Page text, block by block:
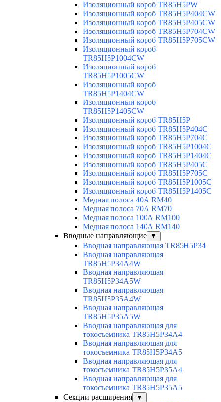
Изоляционный короб TR85H5PW
Изоляционный короб TR85H5P404CW
Изоляционный короб TR85H5P405CW
Изоляционный короб TR85H5P704CW
Изоляционный короб TR85H5P705CW
Изоляционный короб
TR85H5P1004CW
Изоляционный короб
TR85H5P1005CW
Изоляционный короб
TR85H5P1404CW
Изоляционный короб
TR85H5P1405CW
Изоляционный короб TR85H5P
Изоляционный короб TR85H5P404C
Изоляционный короб TR85H5P704C
Изоляционный короб TR85H5P1004C
Изоляционный короб TR85H5P1404C
Изоляционный короб TR85H5P405C
Изоляционный короб TR85H5P705C
Изоляционный короб TR85H5P1005C
Изоляционный короб TR85H5P1405C
Медная полоса 40А RM40
Медная полоса 70А RM70
Медная полоса 100А RM100
Медная полоса 140А RM140
Вводные направляющие
▼
Вводная направляющая TR85H5P34
Вводная направляющая
TR85H5P34A4W
Вводная направляющая
TR85H5P34A5W
Вводная направляющая
TR85H5P35A4W
Вводная направляющая
TR85H5P35A5W
Вводная направляющая для
токосъемника TR85H5P34A4
Вводная направляющая для
токосъемника TR85H5P34A5
Вводная направляющая для
токосъемника TR85H5P35A4
Вводная направляющая для
токосъемника TR85H5P35A5
Секции расширения
▼